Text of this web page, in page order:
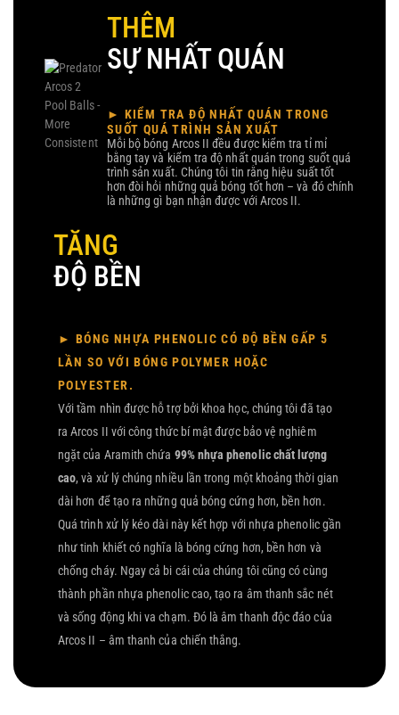
THÊM
SỰ NHẤT QUÁN
► KIỂM TRA ĐỘ NHẤT QUÁN TRONG
SUỐT QUÁ TRÌNH SẢN XUẤT
Mỗi bộ bóng Arcos II đều được kiểm tra tỉ mỉ
bằng tay và kiểm tra độ nhất quán trong suốt quá
trình sản xuất. Chúng tôi tin rằng hiệu suất tốt
hơn đòi hỏi những quả bóng tốt hơn – và đó chính
là những gì bạn nhận được với Arcos II.
TĂNG
ĐỘ BỀN
► BÓNG NHỰA PHENOLIC CÓ ĐỘ BỀN GẤP 5
LẦN SO VỚI BÓNG POLYMER HOẶC
POLYESTER.
Với tầm nhìn được hỗ trợ bởi khoa học, chúng tôi đã tạo
ra Arcos II với công thức bí mật được bảo vệ nghiêm
ngặt của Aramith chứa 99% nhựa phenolic chất lượng
cao, và xử lý chúng nhiều lần trong một khoảng thời gian
dài hơn để tạo ra những quả bóng cứng hơn, bền hơn.
Quá trình xử lý kéo dài này kết hợp với nhựa phenolic gần
như tinh khiết có nghĩa là bóng cứng hơn, bền hơn và
chống cháy. Ngay cả bi cái của chúng tôi cũng có cùng
thành phần nhựa phenolic cao, tạo ra âm thanh sắc nét
và sống động khi va chạm. Đó là âm thanh độc đáo của
Arcos II – âm thanh của chiến thắng.